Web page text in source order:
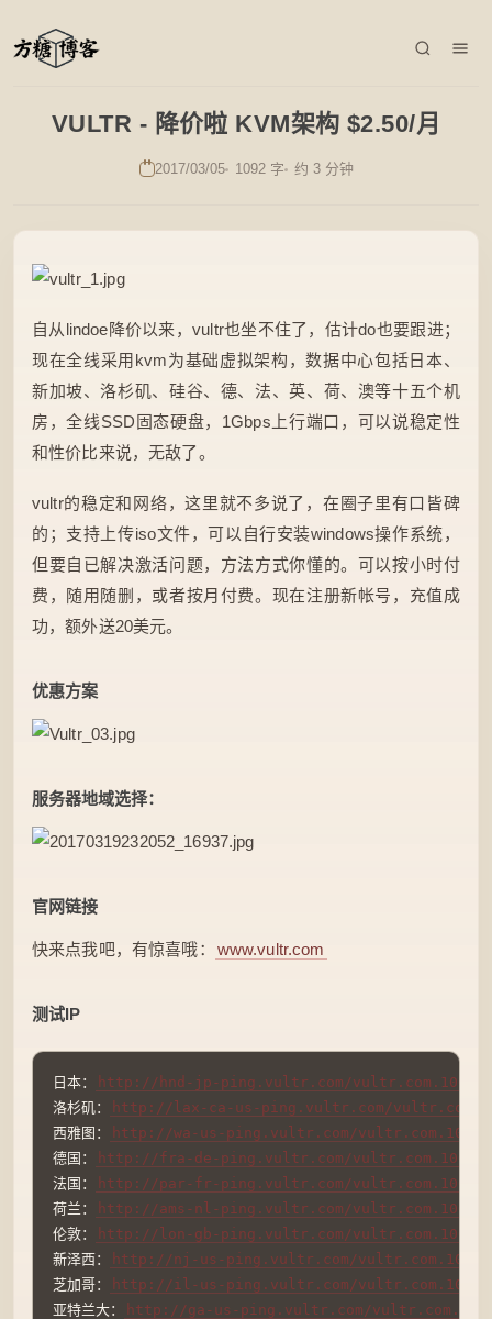
VULTR - 降价啦 KVM架构 $2.50/月
2017/03/05 1092 字 约 3 分钟
自从lindoe降价以来，vultr也坐不住了，估计do也要跟进；
现在全线采用kvm为基础虚拟架构，数据中心包括日本、
新加坡、洛杉矶、硅谷、德、法、英、荷、澳等十五个机
房，全线SSD固态硬盘，1Gbps上行端口，可以说稳定性
和性价比来说，无敌了。
vultr的稳定和网络，这里就不多说了，在圈子里有口皆碑
的；支持上传iso文件，可以自行安装windows操作系统，
但要自已解决激活问题，方法方式你懂的。可以按小时付
费，随用随删，或者按月付费。现在注册新帐号，充值成
功，额外送20美元。
优惠方案
服务器地域选择：
官网链接
快来点我吧，有惊喜哦： www.vultr.com
测试IP
日本：
http://hnd-jp-ping.vultr.com/
洛杉矶：
http://lax-ca-us-ping.vultr.com/
西雅图：
http://wa-us-ping.vultr.com/
德国：
http://fra-de-ping.vultr.com/
法国：
http://par-fr-ping.vultr.com/
荷兰：
http://ams-nl-ping.vultr.com/
伦敦：
http://lon-gb-ping.vultr.com/
新泽西：
http://nj-us-ping.vultr.com/
芝加哥：
http://il-us-ping.vultr.com/
亚特兰大：
http://ga-us-ping.vultr.com/